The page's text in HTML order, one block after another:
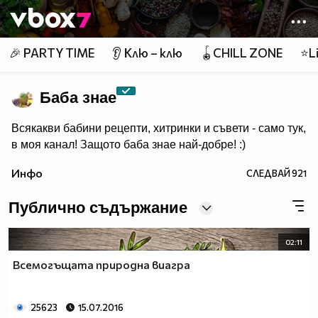
Member of
👾
🎉 PARTY TIME 👂 Клю – клю 🪀CHILL ZONE
Баба знае
Всякакви бабини рецепти, хитринки и съвети - само тук,
в моя канал! Защото баба знае най-добре! :)
Инфо СЛЕДВАЙ921
Публично съдържание
02:11
Всемогъщата природна виагра
25623 15.07.2016